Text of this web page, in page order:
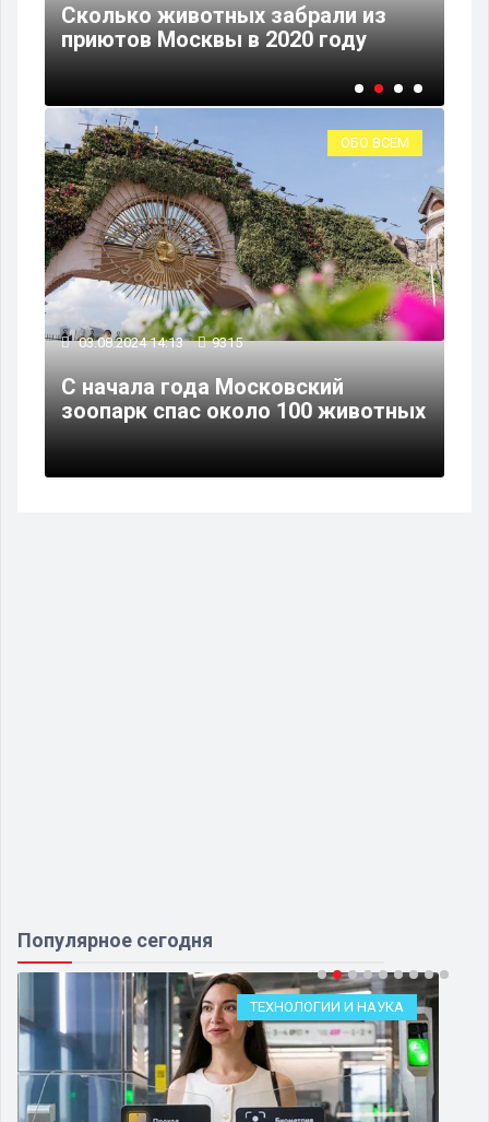
Сколько животных забрали из
приютов Москвы в 2020 году
ОБО ВСЕМ
03.08.2024 14:13 9315
С начала года Московский
зоопарк спас около 100 животных
Популярное сегодня
ТЕХНОЛОГИИ И НАУКА